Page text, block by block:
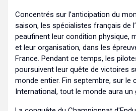
Concentrés sur l’anticipation du
saison, les spécialistes français de
peaufinent leur condition physique,
et leur organisation, dans les
France. Pendant ce temps, les
poursuivent leur quête de victoires
monde entier. Fin septembre, sur le
International, tout le monde aura un